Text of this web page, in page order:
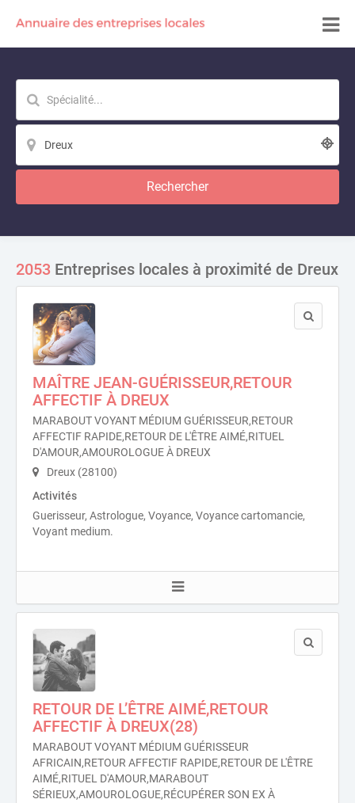
Rechercher
2053 Entreprises locales à proximité de Dreux
MAÎTRE JEAN-GUÉRISSEUR,RETOUR
AFFECTIF À DREUX
MARABOUT VOYANT MÉDIUM GUÉRISSEUR,RETOUR
AFFECTIF RAPIDE,RETOUR DE L'ÊTRE AIMÉ,RITUEL
D'AMOUR,AMOUROLOGUE À DREUX
Dreux (28100)
Activités
Guerisseur, Astrologue, Voyance, Voyance cartomancie,
Voyant medium.
RETOUR DE L’ÊTRE AIMÉ,RETOUR
AFFECTIF À DREUX(28)
MARABOUT VOYANT MÉDIUM GUÉRISSEUR
AFRICAIN,RETOUR AFFECTIF RAPIDE,RETOUR DE L'ÊTRE
AIMÉ,RITUEL D'AMOUR,MARABOUT
SÉRIEUX,AMOUROLOGUE,RÉCUPÉRER SON EX À